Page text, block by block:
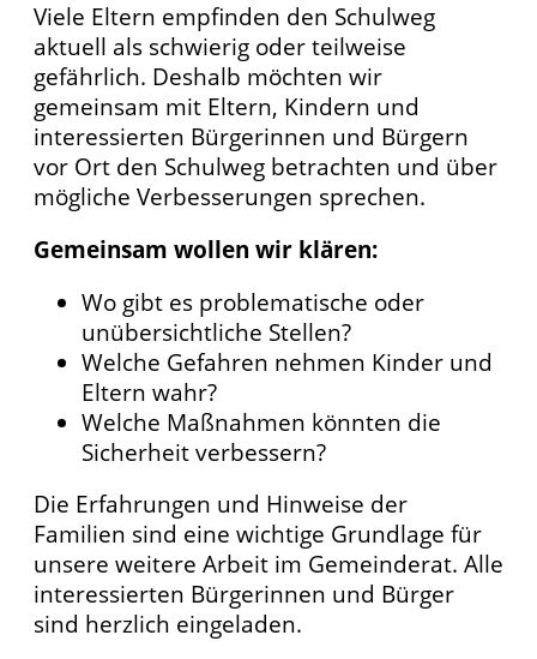
Viele Eltern empfinden den Schulweg
aktuell als schwierig oder teilweise
gefährlich. Deshalb möchten wir
gemeinsam mit Eltern, Kindern und
interessierten Bürgerinnen und Bürgern
vor Ort den Schulweg betrachten und über
mögliche Verbesserungen sprechen.
Gemeinsam wollen wir klären:
Wo gibt es problematische oder
unübersichtliche Stellen?
Welche Gefahren nehmen Kinder und
Eltern wahr?
Welche Maßnahmen könnten die
Sicherheit verbessern?
Die Erfahrungen und Hinweise der
Familien sind eine wichtige Grundlage für
unsere weitere Arbeit im Gemeinderat. Alle
interessierten Bürgerinnen und Bürger
sind herzlich eingeladen.